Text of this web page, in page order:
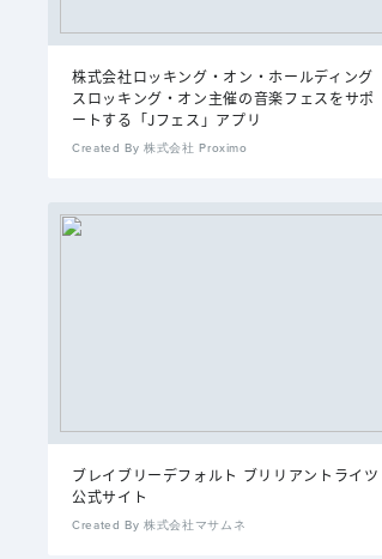
株式会社ロッキング・オン・ホールディング
スロッキング・オン主催の音楽フェスをサポ
ートする「Jフェス」アプリ
Created By 株式会社 Proximo
ブレイブリーデフォルト ブリリアントライツ
公式サイト
Created By 株式会社マサムネ